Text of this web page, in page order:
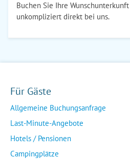
Buchen Sie Ihre
unkompliziert direkt bei uns.
Für Gäste
Allgemeine Buchungsanfrage
Last-Minute-Angebote
Hotels / Pensionen
Campingplätze